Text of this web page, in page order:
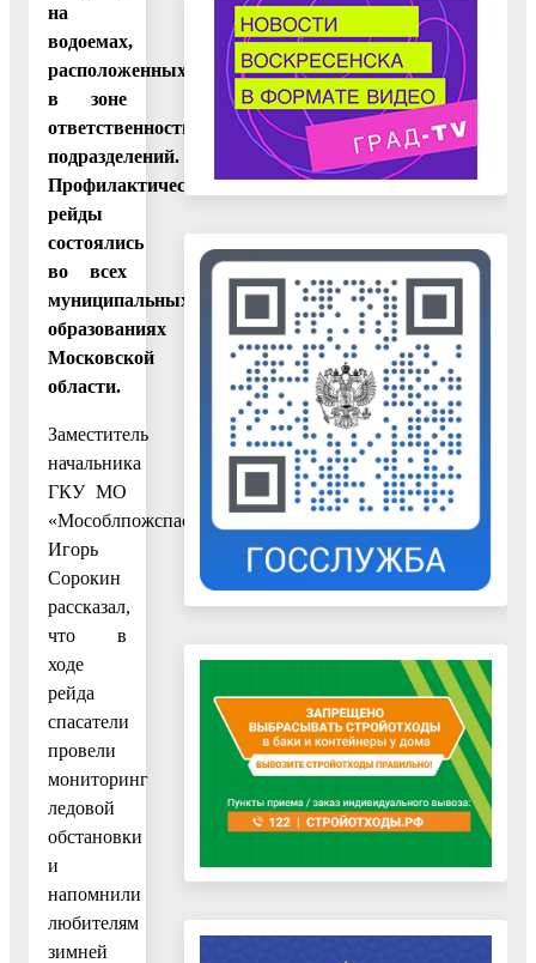
на
водоемах,
расположенных
в зоне
ответственности
подразделений.
Профилактические
рейды
состоялись
во всех
муниципальных
образованиях
Московской
области.
Заместитель
начальника
ГКУ МО
«Мособлпожспас»
Игорь
Сорокин
рассказал,
что в
ходе
рейда
спасатели
провели
мониторинг
ледовой
обстановки
и
напомнили
любителям
зимней